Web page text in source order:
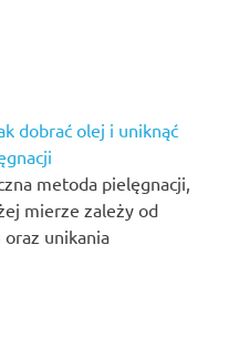
dobrać olej i uniknąć
metoda pielęgnacji,
mierze zależy od
unikania